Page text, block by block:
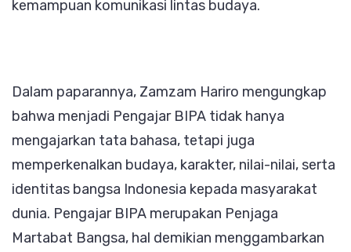
kemampuan komunikasi lintas budaya.
Dalam paparannya, Zamzam Hariro mengungkap
bahwa menjadi Pengajar BIPA tidak hanya
mengajarkan tata bahasa, tetapi juga
memperkenalkan budaya, karakter, nilai-nilai, serta
identitas bangsa Indonesia kepada masyarakat
dunia. Pengajar BIPA merupakan Penjaga
Martabat Bangsa, hal demikian menggambarkan